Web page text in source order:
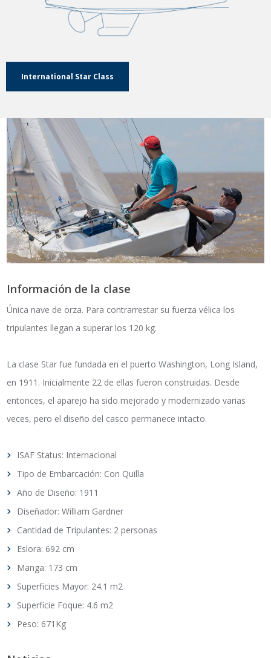
International Star Class
Información de la clase
Única nave de orza. Para contrarrestar su fuerza vélica los
tripulantes llegan a superar los 120 kg.
La clase Star fue fundada en el puerto Washington, Long Island,
en 1911. Inicialmente 22 de ellas fueron construidas. Desde
entonces, el aparejo ha sido mejorado y modernizado varias
veces, pero el diseño del casco permanece intacto.
ISAF Status: Internacional
Tipo de Embarcación: Con Quilla
Año de Diseño: 1911
Diseñador: William Gardner
Cantidad de Tripulantes: 2 personas
Eslora: 692 cm
Manga: 173 cm
Superficies Mayor: 24.1 m2
Superficie Foque: 4.6 m2
Peso: 671Kg